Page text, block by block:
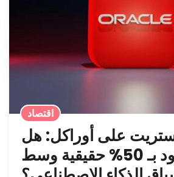
اقتصاد
على أوراكل: هل
فرصة الصعود بـ 50% حقيقية وسط